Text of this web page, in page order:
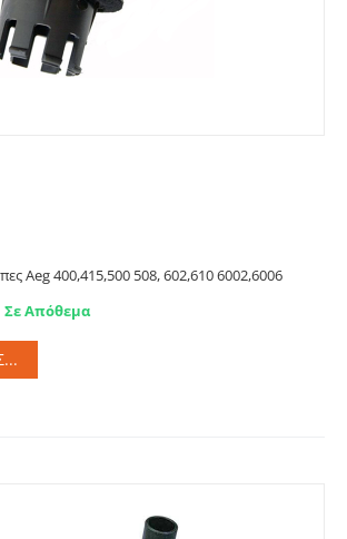
Aeg 400,415,500 508, 602,610 6002,6006
Σε Απόθεμα